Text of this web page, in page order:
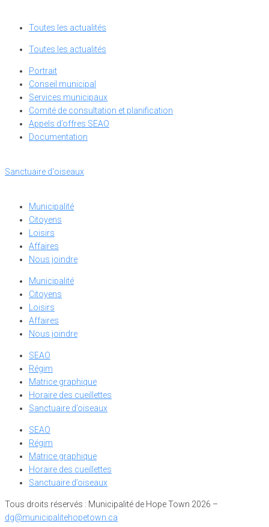
Toutes les actualités
Toutes les actualités
Portrait
Conseil municipal
Services municipaux
Comité de consultation et planification
Appels d’offres SEAO
Documentation
Sanctuaire d'oiseaux
Municipalité
Citoyens
Loisirs
Affaires
Nous joindre
Municipalité
Citoyens
Loisirs
Affaires
Nous joindre
SEAO
Régim
Matrice graphique
Horaire des cueillettes
Sanctuaire d’oiseaux
SEAO
Régim
Matrice graphique
Horaire des cueillettes
Sanctuaire d’oiseaux
Tous droits réservés : Municipalité de Hope Town 2026 –
dg@municipalitehopetown.ca